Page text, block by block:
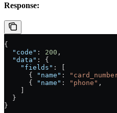
Response:
{
  "code"
: 200 ,
  "data"
: {
    "fields"
: [
      {
"name" :
      {
"name" : "phone"
  }
}